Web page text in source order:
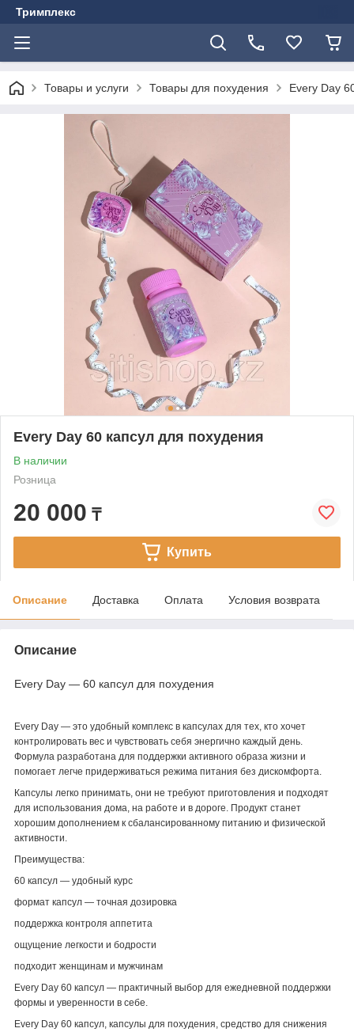
Тримплекс
Товары и услуги Товары для похудения Every Day
Every Day 60 капсул для похудения
В наличии
Розница
20 000 ₸
Купить
Описание Доставка Оплата Условия возврата
Описание
Every Day — 60 капсул для похудения
Every Day — это удобный комплекс в капсулах для тех, кто хочет
контролировать вес и чувствовать себя энергично каждый день.
Формула разработана для поддержки активного образа жизни и
помогает легче придерживаться режима питания без дискомфорта.
Капсулы легко принимать, они не требуют приготовления и подходят
для использования дома, на работе и в дороге. Продукт станет
хорошим дополнением к сбалансированному питанию и физической
активности.
Преимущества:
60 капсул — удобный курс
формат капсул — точная дозировка
поддержка контроля аппетита
ощущение легкости и бодрости
подходит женщинам и мужчинам
Every Day 60 капсул — практичный выбор для ежедневной поддержки
формы и уверенности в себе.
Every Day 60 капсул, капсулы для похудения, средство для снижения